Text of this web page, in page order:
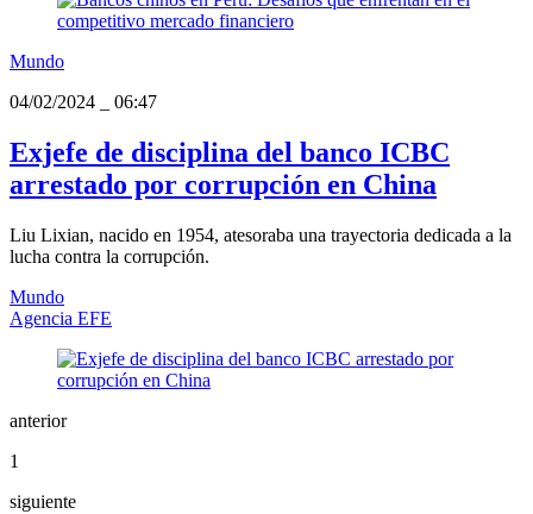
Mundo
04/02/2024
06:47
Exjefe de disciplina del banco ICBC
arrestado por corrupción en China
Liu Lixian, nacido en 1954, atesoraba una trayectoria dedicada a la
lucha contra la corrupción.
Mundo
Agencia EFE
anterior
1
siguiente